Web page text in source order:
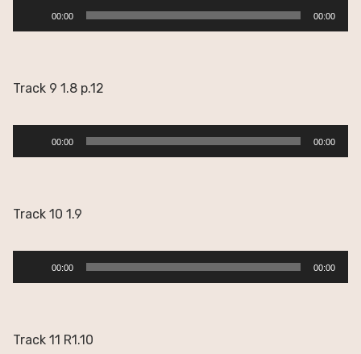
Reproductor
de
00:00 00:00
Track 9 1.8 p.12
Reproductor
de
00:00 00:00
Track 10 1.9
Reproductor
de
00:00 00:00
Track 11 R1.10